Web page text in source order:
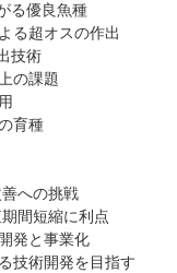
る優良魚種
る超オスの作出
技術
の課題
育種
への挑戦
間短縮に利点
発と事業化
技術開発を目指す